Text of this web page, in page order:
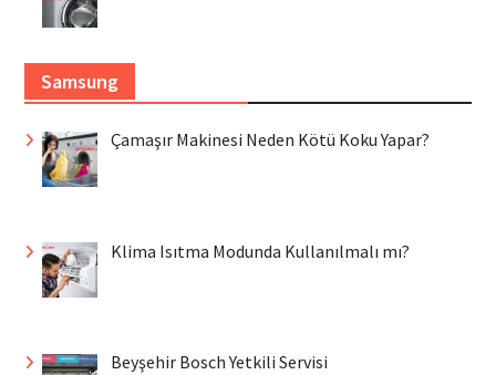
Samsung
Çamaşır Makinesi Neden Kötü Koku Yapar?
Klima Isıtma Modunda Kullanılmalı mı?
Beyşehir Bosch Yetkili Servisi